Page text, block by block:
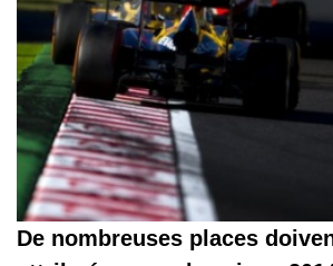
De nombreuses places